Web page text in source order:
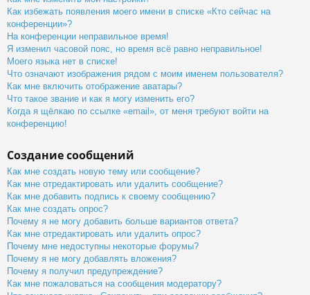
Как избежать появления моего имени в списке «Кто сейчас на
конференции»?
На конференции неправильное время!
Я изменил часовой пояс, но время всё равно неправильное!
Моего языка нет в списке!
Что означают изображения рядом с моим именем пользователя?
Как мне включить отображение аватары?
Что такое звание и как я могу изменить его?
Когда я щёлкаю по ссылке «email», от меня требуют войти на
конференцию!
Создание сообщений
Как мне создать новую тему или сообщение?
Как мне отредактировать или удалить сообщение?
Как мне добавить подпись к своему сообщению?
Как мне создать опрос?
Почему я не могу добавить больше вариантов ответа?
Как мне отредактировать или удалить опрос?
Почему мне недоступны некоторые форумы?
Почему я не могу добавлять вложения?
Почему я получил предупреждение?
Как мне пожаловаться на сообщения модератору?